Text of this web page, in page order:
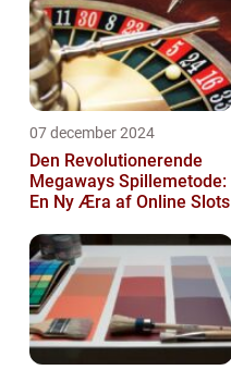
07 december 2024
Den Revolutionerende
Megaways Spillemetode:
En Ny Æra af Online Slots